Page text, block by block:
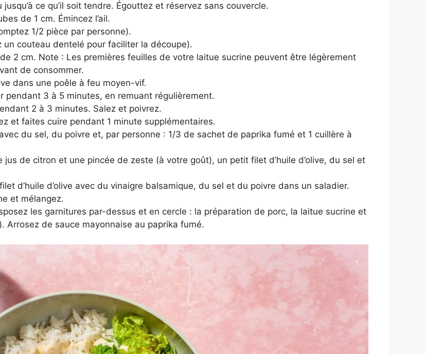
ce qu’il soit tendre. Égouttez et réservez sans couvercle.
de 1 cm. Émincez l’ail.
1/2 pièce par personne).
couteau dentelé pour faciliter la découpe).
2 cm. Note : Les premières feuilles de votre laitue sucrine peuvent être légèrement
de consommer.
dans une poêle à feu moyen-vif.
3 à 5 minutes, en remuant régulièrement.
2 à 3 minutes. Salez et poivrez.
et faites cuire pendant 1 minute supplémentaires.
du sel, du poivre et, par personne : 1/3 de sachet de paprika fumé et 1 cuillère à
de citron et une pincée de zeste (à votre goût), un petit filet d’huile d’olive, du sel et
d’huile d’olive avec du vinaigre balsamique, du sel et du poivre dans un saladier.
et mélangez.
les garnitures par-dessus et en cercle : la préparation de porc, la laitue sucrine et
Arrosez de sauce mayonnaise au paprika fumé.